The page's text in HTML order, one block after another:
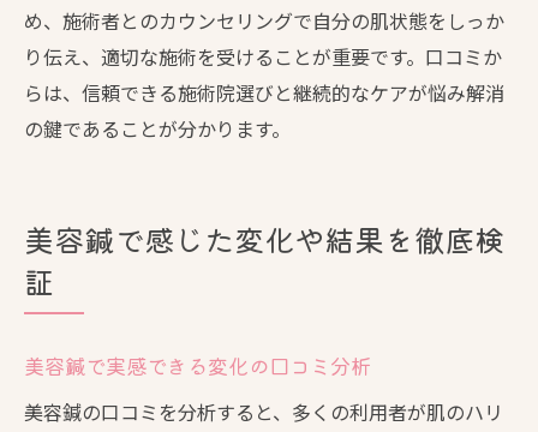
め、施術者とのカウンセリングで自分の肌状態をしっか
り伝え、適切な施術を受けることが重要です。口コミか
らは、信頼できる施術院選びと継続的なケアが悩み解消
の鍵であることが分かります。
美容鍼で感じた変化や結果を徹底検
証
美容鍼で実感できる変化の口コミ分析
美容鍼の口コミを分析すると、多くの利用者が肌のハリ